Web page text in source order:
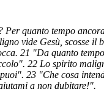
Per quanto tempo
vide Gesù, scosse il
21 "Da quanto tempo
22 Lo spirito
23 "Che cosa
a non dubitare!".